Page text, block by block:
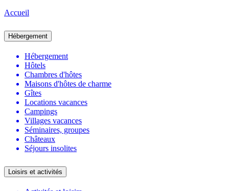
Accueil
Hébergement
Hébergement
Hôtels
Chambres d'hôtes
Maisons d'hôtes de charme
Gîtes
Locations vacances
Campings
Villages vacances
Séminaires, groupes
Châteaux
Séjours insolites
Loisirs et activités